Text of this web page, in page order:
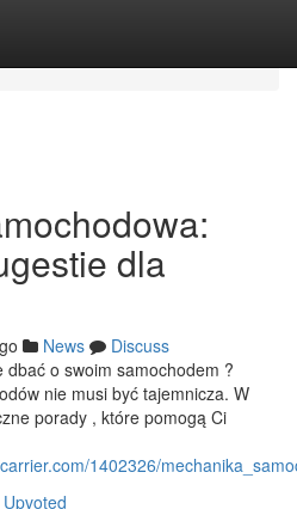
dla
News
Discuss
o swoim samochodem ?
nie musi być tajemnicza. W
porady , które pomogą Ci
1402326/